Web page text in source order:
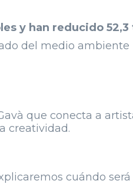
y han reducido
del medio ambiente
que conecta a
creatividad.
cuándo